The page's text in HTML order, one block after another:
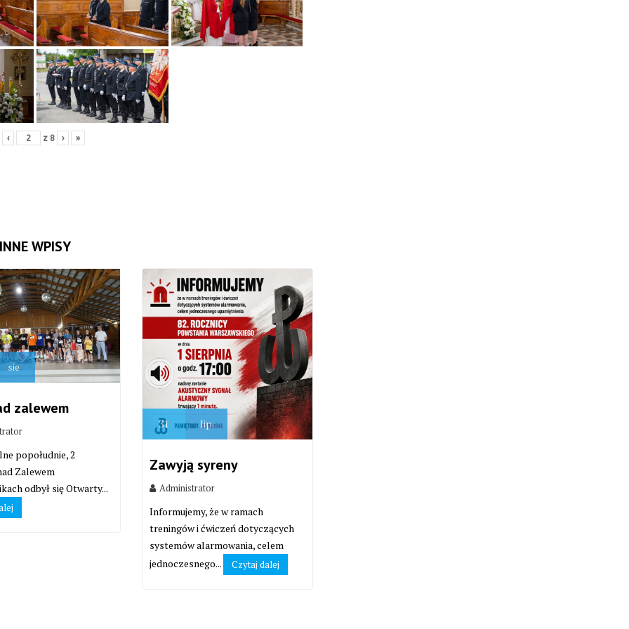
‹ z 8 › »
INNE WPISY
sie
zalewem
popołudnie, 2
Zalewem
odbył się Otwarty...
31 lip
Zawyją syreny
Administrator
Informujemy, że w ramach
treningów i ćwiczeń dotyczących
systemów alarmowania, celem
jednoczesnego...
Czytaj dalej